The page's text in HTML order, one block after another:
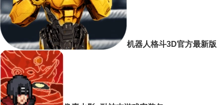
机器人格斗3D官方最新版